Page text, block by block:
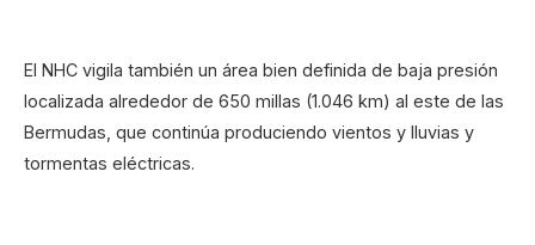
El NHC vigila también un área bien definida de baja presión
localizada alrededor de 650 millas (1.046 km) al este de las
Bermudas, que continúa produciendo vientos y lluvias y
tormentas eléctricas.